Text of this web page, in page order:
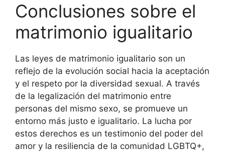
Conclusiones sobre el
matrimonio igualitario
Las leyes de matrimonio igualitario son un
reflejo de la evolución social hacia la aceptación
y el respeto por la diversidad sexual. A través
de la legalización del matrimonio entre
personas del mismo sexo, se promueve un
entorno más justo e igualitario. La lucha por
estos derechos es un testimonio del poder del
amor y la resiliencia de la comunidad LGBTQ+,